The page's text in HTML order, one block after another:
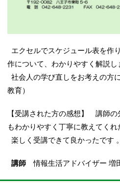
エクセルでスケジュール表を作
作について、わかりやすく解説し
社会人の学び直しをお考えの方
教育）
【受講された方の感想】 講師
もわかりやすく丁寧に教えてくれ
楽しく受講できて良かったです 。
講師 情報生活アドバイザー 増